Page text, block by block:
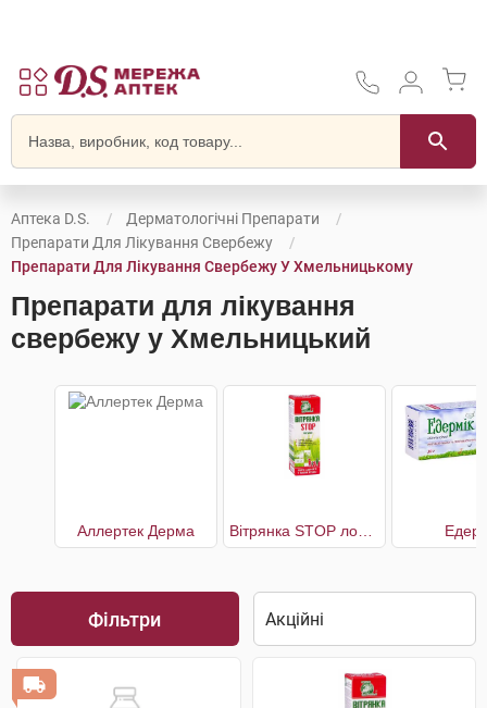
Аптека D.S.
Дерматологічні Препарати
Препарати Для Лікування Свербежу
Препарати Для Лікування Свербежу У Хмельницькому
Препарати для лікування
свербежу у Хмельницький
Аллертек Дерма
Фільтри